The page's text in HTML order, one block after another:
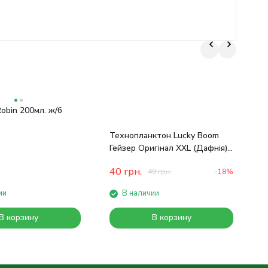
200мл. ж/б
корзину
Технопланктон Lucky Boom
Гейзер Оригінал XXL (Дафнія)
40 грн. 49грн. -18%
В наличии
В корзину